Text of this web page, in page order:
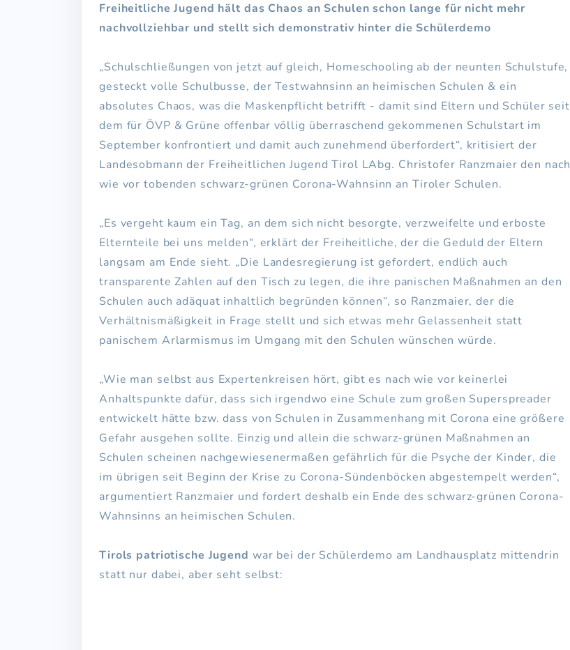
Freiheitliche Jugend hält das Chaos an Schulen schon lange für nicht mehr
nachvollziehbar und stellt sich demonstrativ hinter die Schülerdemo
„Schulschließungen von jetzt auf gleich, Homeschooling ab der neunten Schulstufe,
gesteckt volle Schulbusse, der Testwahnsinn an heimischen Schulen & ein
absolutes Chaos, was die Maskenpflicht betrifft - damit sind Eltern und Schüler seit
dem für ÖVP & Grüne offenbar völlig überraschend gekommenen Schulstart im
September konfrontiert und damit auch zunehmend überfordert“, kritisiert der
Landesobmann der Freiheitlichen Jugend Tirol LAbg. Christofer Ranzmaier den nach
wie vor tobenden schwarz-grünen Corona-Wahnsinn an Tiroler Schulen.
„Es vergeht kaum ein Tag, an dem sich nicht besorgte, verzweifelte und erboste
Elternteile bei uns melden“, erklärt der Freiheitliche, der die Geduld der Eltern
langsam am Ende sieht. „Die Landesregierung ist gefordert, endlich auch
transparente Zahlen auf den Tisch zu legen, die ihre panischen Maßnahmen an den
Schulen auch adäquat inhaltlich begründen können“, so Ranzmaier, der die
Verhältnismäßigkeit in Frage stellt und sich etwas mehr Gelassenheit statt
panischem Arlarmismus im Umgang mit den Schulen wünschen würde.
„Wie man selbst aus Expertenkreisen hört, gibt es nach wie vor keinerlei
Anhaltspunkte dafür, dass sich irgendwo eine Schule zum großen Superspreader
entwickelt hätte bzw. dass von Schulen in Zusammenhang mit Corona eine größere
Gefahr ausgehen sollte. Einzig und allein die schwarz-grünen Maßnahmen an
Schulen scheinen nachgewiesenermaßen gefährlich für die Psyche der Kinder, die
im übrigen seit Beginn der Krise zu Corona-Sündenböcken abgestempelt werden“,
argumentiert Ranzmaier und fordert deshalb ein Ende des schwarz-grünen Corona-
Wahnsinns an heimischen Schulen.
Tirols patriotische Jugend war bei der Schülerdemo am Landhausplatz mittendrin
statt nur dabei, aber seht selbst: